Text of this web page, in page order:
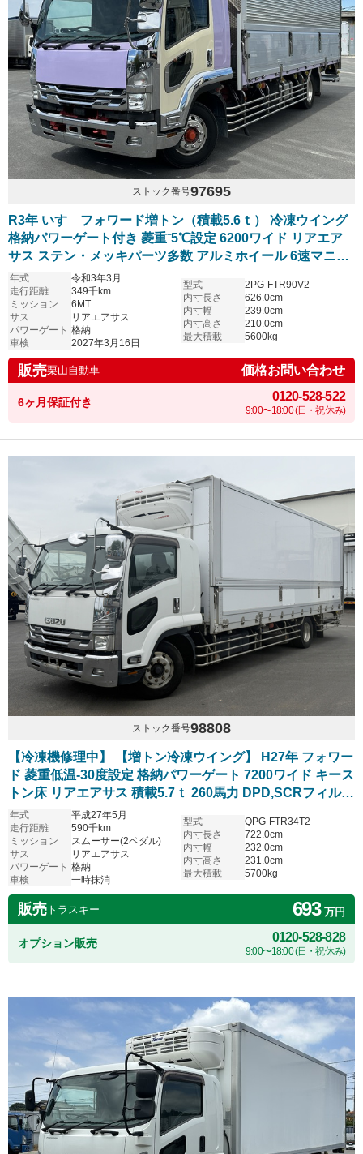
ストック番号97695
R3年 いすゞフォワード増トン（積載5.6ｔ） 冷凍ウイング
格納パワーゲート付き 菱重⁻5℃設定 6200ワイド リアエア
サス ステン・メッキパーツ多数 アルミホイール 6速マニュ
アル 車検付き
年式
令和3年3月
走行距離
349千km
ミッション
6MT
サス
リアエアサス
パワーゲート 格納
車検
2027年3月16日
型式
2PG-FTR90V2
内寸長さ
626.0cm
内寸幅
239.0cm
内寸高さ
210.0cm
最大積載
5600kg
販売栗山自動車 価格お問い合わせ
6ヶ月保証付き 0120-528-522
9:00〜18:00 (日・祝休み)
ストック番号98808
【冷凍機修理中】 【増トン冷凍ウイング】 H27年 フォワー
ド 菱重低温-30度設定 格納パワーゲート 7200ワイド キース
トン床 リアエアサス 積載5.7ｔ 260馬力 DPD,SCRフィルタ
ーリビルト交換済
年式
平成27年5月
走行距離
590千km
ミッション
スムーサー(2ペダル)
サス
リアエアサス
パワーゲート 格納
車検
一時抹消
型式
QPG-FTR34T2
内寸長さ
722.0cm
内寸幅
232.0cm
内寸高さ
231.0cm
最大積載
5700kg
販売 トラスキー 693万円
オプション販売 0120-528-828
9:00〜18:00 (日・祝休み)